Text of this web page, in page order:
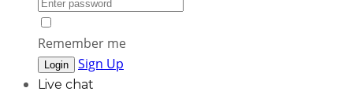
Remember me
Sign Up
Live chat